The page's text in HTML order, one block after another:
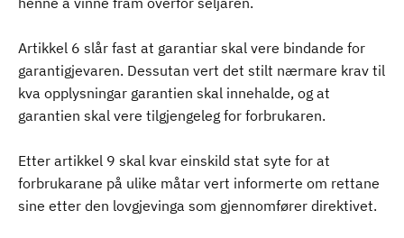
Artikkel 6 slår fast at garantiar skal vere bindande for
garantigjevaren. Dessutan vert det stilt nærmare krav til
kva opplysningar garantien skal innehalde, og at
garantien skal vere tilgjengeleg for forbrukaren.
Etter artikkel 9 skal kvar einskild stat syte for at
forbrukarane på ulike måtar vert informerte om rettane
sine etter den lovgjevinga som gjennomfører direktivet.